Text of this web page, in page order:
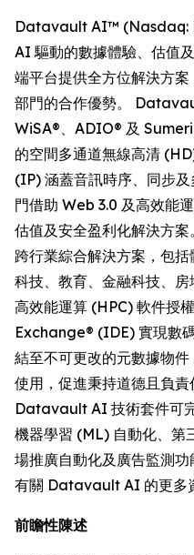
Datavault AI™ (Nasdaq:
AI 驅動的數據體驗、估值
端平台提供全方位解決方
部門的合作優勢。
WiSA®、ADIO® 及
的空間多通道無線高清
(IP) 涵蓋音訊時序、同步
門借助 Web 3.0 及高效能
估值及安全盈利化解決方
跨行業綜合解決方案，包
科技、教育、金融科技、
高效能運算 (HPC) 軟件
Exchange® (IDE) 實現數
結至不可更改的元數據物
使用，促進秉持道德且負責
Datavault AI 技術套件可
機器學習 (ML) 自動化、第
場推廣自動化及廣告監測功
有關 Datavault AI 的更多
前瞻性陳述